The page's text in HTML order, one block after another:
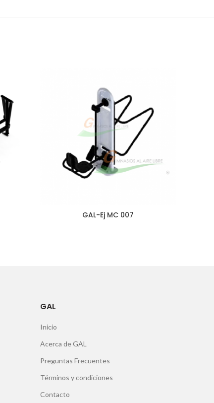
GAL-Ej MC 007
GAL
Inicio
Acerca de GAL
Preguntas Frecuentes
Términos y condiciones
Contacto